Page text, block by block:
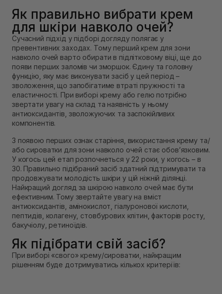
Як правильно вибрати крем
для шкіри навколо очей?
Сучасний підхід у підборі догляду полягає у
превентивних заходах. Тому перший крем для зони
навколо очей варто обирати в підлітковому віці, ще до
появи перших заломів чи зморшок. Єдину та головну
функцію, яку має виконувати засіб у цей період –
зволоження, що запобігатиме втраті пружності та
еластичності. При виборі крему або гелю потрібно
звертати увагу на склад та наявність у ньому
антиоксидантів, зволожуючих та заспокійливих
компонентів.
З появою перших ознак старіння, використання крему та/
або сироватки для зони навколо очей стає обов’язковим.
У когось цей етап розпочнеться у 22 роки, у когось – в
30. Правильно підібраний засіб здатний підтримувати та
продовжувати молодість шкіри у цій ніжній ділянці.
Найкращий догляд за шкірою навколо очей має бути
ефективним. Тому звертайте увагу на вміст
антиоксидантів, амінокислот, гіалуронової кислоти,
пептидів, колагену, стовбурових клітин, факторів росту,
бакучіолу, ретиноїдів.
Як підібрати свій засіб?
При виборі «свого» крему/сироватки, найкращим
рішенням буде дотримуватись кількох критеріїв: